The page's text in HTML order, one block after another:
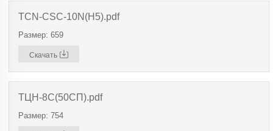
TCN-CSC-10N(H5).pdf
Размер: 659
Скачать
ТЦН-8С(50СП).pdf
Размер: 754